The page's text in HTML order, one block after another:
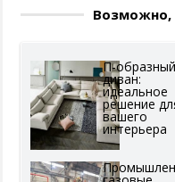
Возможно,
П-
диван:
идеальное
решение
вашего
интерьера